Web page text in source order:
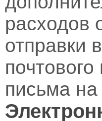
расходов
отправки
письма